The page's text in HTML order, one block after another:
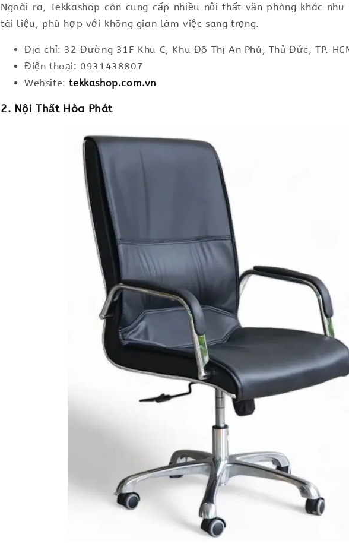
Ngoài ra, Tekkashop còn cung cấp nhiều nội thất văn phòng khác
tài liệu, phù hợp với không gian làm việc sang trọng.
Địa chỉ: 32 Đường 31F Khu C, Khu Đô Thị An Phú, Thủ Đức, TP.
Điện thoại: 0931438807
Website:tekkashop.com.vn
2. Nội Thất Hòa Phát